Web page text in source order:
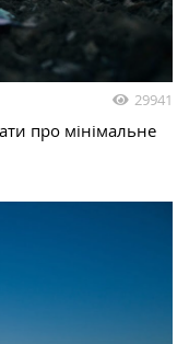
29941
про мінімальне